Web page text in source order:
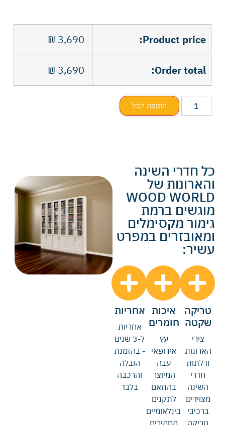
Product price:
3,690
₪
Order total:
3,690
₪
הוספה לסל
כל חדרי השינה
והארונות של
WOOD WORLD
מוגשים ברמת
גימור מקסימלים
ומאובזרים במפרט
עשיר:
טריקה
שקטה
צירי
הארונות
ודלתות
חדרי
השינה
מצוידים
ברכיבי
איכות
חומרים
עץ
אירופאי
עבה
המיוצר
בהתאם
לתקנים
בינלאומיים
אחריות
אחריות
ל-3 שנים
- בהזמנת
הובלה
והרכבה
בלבד